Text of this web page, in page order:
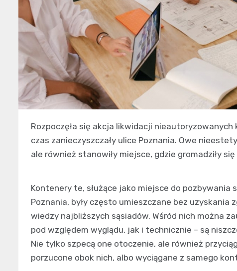
Rozpoczęła się akcja likwidacji
czas zanieczyszczały ulice Poznania. Owe
ale również stanowiły miejsce, gdzie gromadziły
Kontenery te, służące jako miejsce do
Poznania, były często umieszczane bez uzyskania
wiedzy najbliższych sąsiadów. Wśród nich można
pod względem wyglądu, jak i technicznie – są
Nie tylko szpecą one otoczenie, ale również
porzucone obok nich, albo wyciągane z samego